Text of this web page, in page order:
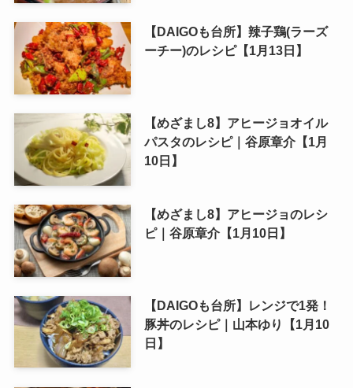
【DAIGOも台所】辣子鶏(ラーズ
ーチー)のレシピ【1月13日】
【めざまし8】アヒージョオイル
パスタのレシピ｜谷原章介【1月
10日】
【めざまし8】アヒージョのレシ
ピ｜谷原章介【1月10日】
【DAIGOも台所】レンジで1発！
豚丼のレシピ｜山本ゆり【1月10
日】